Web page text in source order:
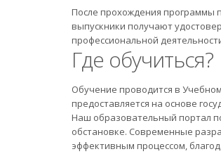
После прохождения программы
выпускники получают
профессиональной
Где обучиться?
Обучение проводится в
предоставляется на основе
Наш образовательный портал
обстановке. Современные
эффективным процессом,